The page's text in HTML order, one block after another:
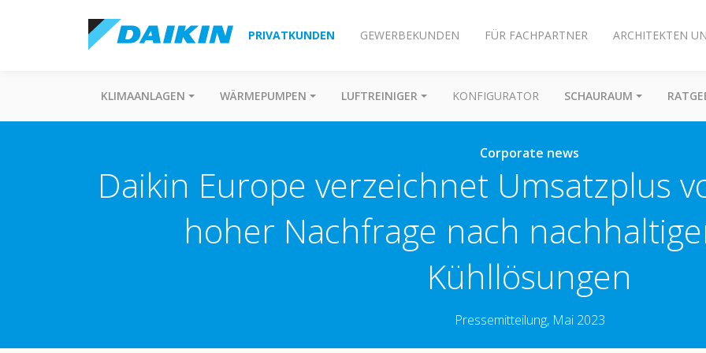
PRIVATKUNDEN GEWERBEKUNDEN FÜR FACHPARTNER ARCHITEKTEN
KLIMAANLAGEN WÄRMEPUMPEN LUFTREINIGER KONFIGURATOR SCHAURAUM
Corporate news
Daikin Europe verzeichnet Umsatzplus
hoher Nachfrage nach
Kühllösungen
Pressemitteilung, Mai 2023